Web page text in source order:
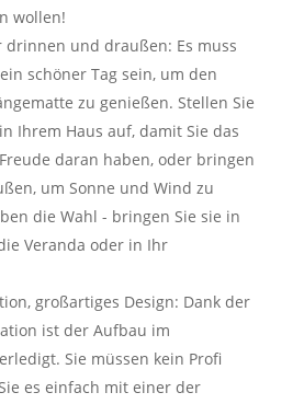
wollen!
drinnen und draußen: Es muss
schöner Tag sein, um den
zu genießen. Stellen Sie
Ihrem Haus auf, damit Sie das
daran haben, oder bringen
um Sonne und Wind zu
die Wahl - bringen Sie sie in
Veranda oder in Ihr
großartiges Design: Dank der
ist der Aufbau im
Sie müssen kein Profi
es einfach mit einer der